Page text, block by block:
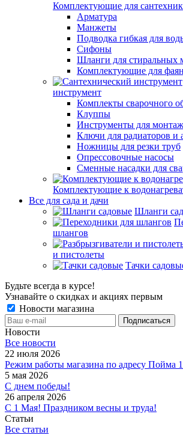
Комплектующие для
Арматура
Манжеты
Подводка гибкая для
Сифоны
Шланги для стиральных
Комплектующие для
инструмент
Комплекты сварочного
Клуппы
Инструменты для
Ключи для радиаторов и
Ножницы для резки труб
Опрессовочные насосы
Сменные насадки для
Комплектующие к
Все для сада и дачи
Шланги
шлангов
и пистолеты
Тачки
Будьте всегда в курсе!
Узнавайте о скидках и акциях первым
Новости магазина
Новости
Все новости
22 июля 2026
Режим работы магазина по адресу Пойма
5 мая 2026
С днем победы!
26 апреля 2026
С 1 Мая! Праздником весны и труда!
Статьи
Все статьи